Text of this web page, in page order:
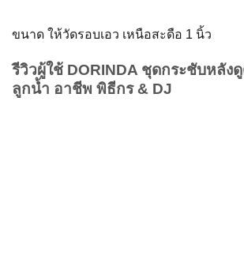
ขนาด ให้วัดรอบเอว เหนือสะดือ 1 นิ้ว
รีวิวผู้ใช้ DORINDA ชุดกระชับหลั
ลูกน้ำ อาชีพ พิธีกร & DJ